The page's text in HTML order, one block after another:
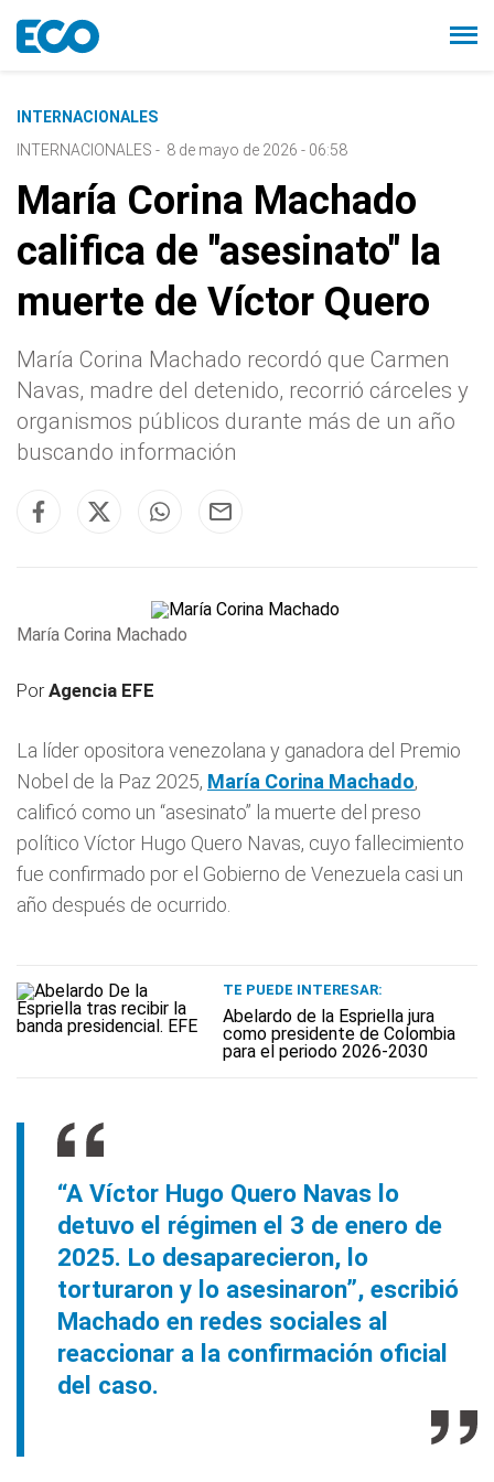
INTERNACIONALES
INTERNACIONALES - 8 de mayo de 2026 - 06:58
María Corina Machado
califica de "asesinato" la
muerte de Víctor Quero
María Corina Machado recordó que Carmen
Navas, madre del detenido, recorrió cárceles y
organismos públicos durante más de un año
buscando información
María Corina Machado
PorAgencia EFE
La líder opositora venezolana y ganadora del Premio
Nobel de la Paz 2025, María Corina Machado,
calificó como un “asesinato” la muerte del preso
político Víctor Hugo Quero Navas, cuyo fallecimiento
fue confirmado por el Gobierno de Venezuela casi un
año después de ocurrido.
TE PUEDE INTERESAR:
Abelardo de la Espriella jura
como presidente de Colombia
para el periodo 2026-2030
“A Víctor Hugo Quero Navas lo
detuvo el régimen el 3 de enero de
2025. Lo desaparecieron, lo
torturaron y lo asesinaron”, escribió
Machado en redes sociales al
reaccionar a la confirmación oficial
del caso.